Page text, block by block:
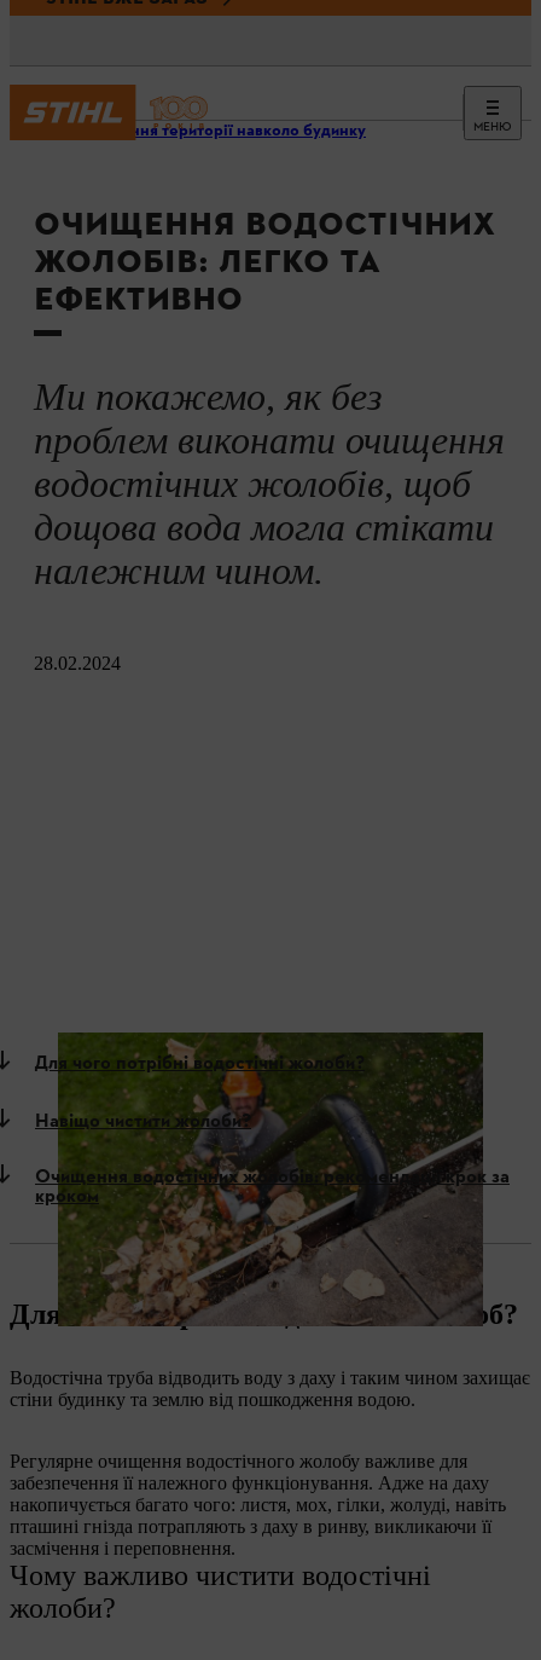
МЕНЮ
Очищення території навколо будинку
ОЧИЩЕННЯ ВОДОСТІЧНИХ
ЖОЛОБІВ: ЛЕГКО ТА
ЕФЕКТИВНО
Ми покажемо, як без
проблем виконати очищення
водостічних жолобів, щоб
дощова вода могла стікати
належним чином.
28.02.2024
Для чого потрібні водостічні жолоби?
Навіщо чистити жолоби?
Очищення водостічних жолобів: рекомендації крок за
кроком
Для чого потрібен водостічний жолоб?
Водостічна труба відводить воду з даху і таким чином захищає
стіни будинку та землю від пошкодження водою.
Регулярне очищення водостічного жолобу важливе для
забезпечення її належного функціонування. Адже на даху
накопичується багато чого: листя, мох, гілки, жолуді, навіть
пташині гнізда потрапляють з даху в ринву, викликаючи її
засмічення і переповнення.
Чому важливо чистити водостічні
жолоби?